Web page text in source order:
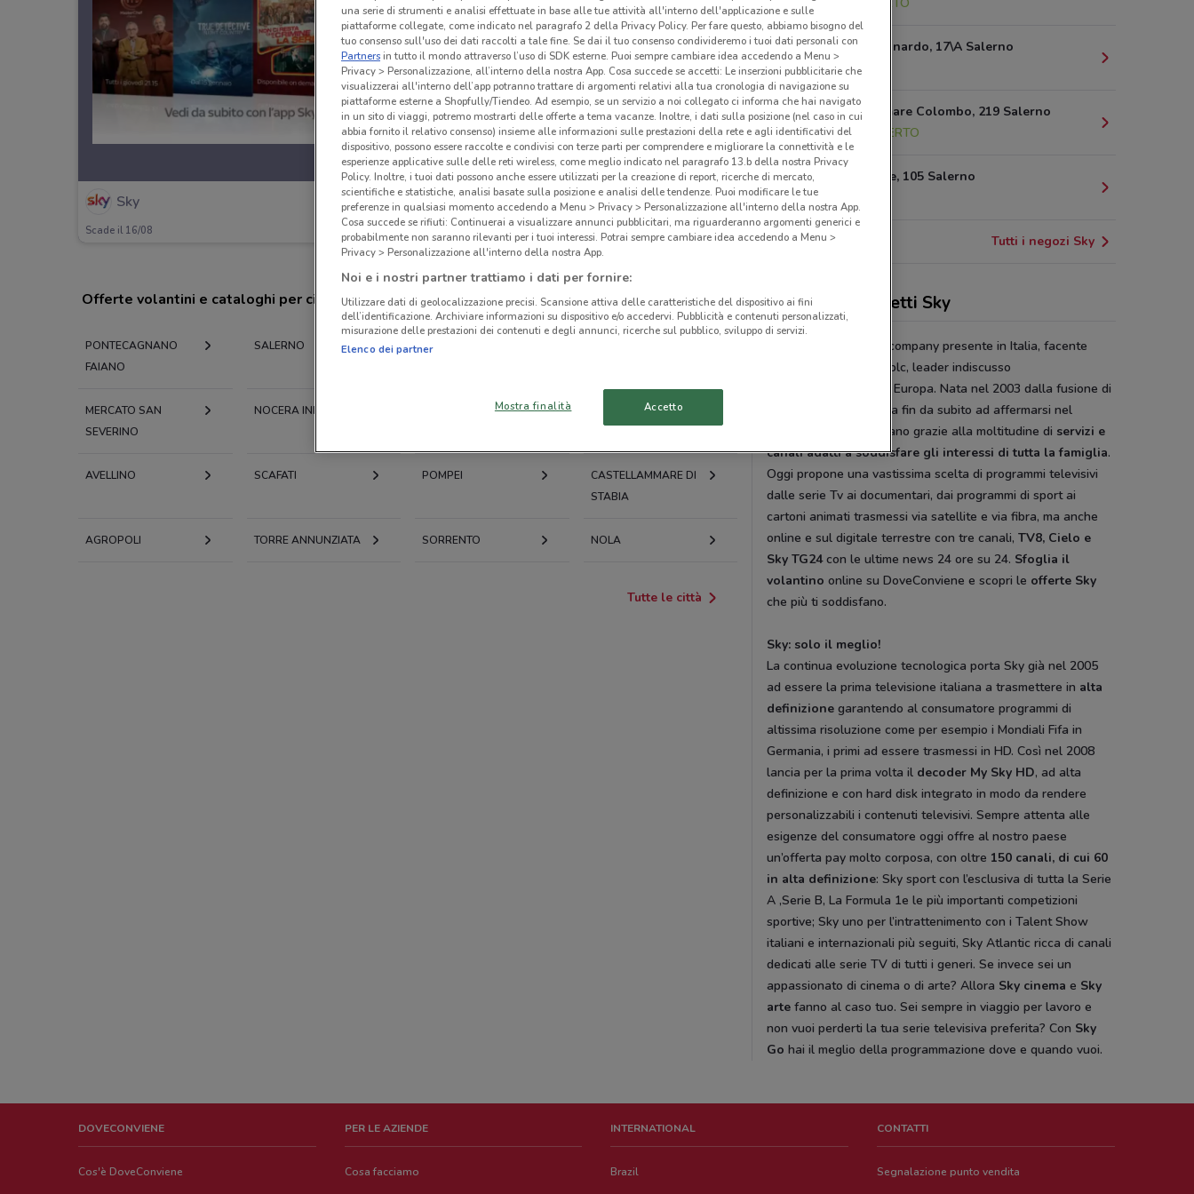
Sky
Scade il 16/08 3.1 km
Offerte volantini e cataloghi per città nelle vicinanze
PONTECAGNANO
FAIANO
SALERNO BATTIPAGLIA
MERCATO SAN
SEVERINO
NOCERA INFERIORE ATRIPALDA
AVELLINO SCAFATI POMPEI
CASTELLAMMARE DI
STABIA
AGROPOLI TORRE ANNUNZIATA SORRENTO NOLA
Tutte le città
Via San Leonardo, 17\A Salerno
5 km
Via Lungomare Colombo, 219 Salerno
6.7 km
APERTO
Via Torrione, 105 Salerno
Tutti i negozi Sky
Offerte e pacchetti Sky
è la prima media company presente in Italia, facente
parte del gruppo Sky plc, leader indiscusso
dell’intrattenimento in Europa. Nata nel 2003 dalla fusione di
Stream e Telepiù, inizia fin da subito ad affermarsi nel
settore televisivo italiano grazie alla moltitudine di servizi e
canali adatti a soddisfare gli interessi di tutta la famiglia.
Oggi propone una vastissima scelta di programmi televisivi
dalle serie Tv ai documentari, dai programmi di sport ai
cartoni animati trasmessi via satellite e via fibra, ma anche
online e sul digitale terrestre con tre canali,TV8, Cielo e
Sky TG24con le ultime news 24 ore su 24. Sfoglia il
volantino online su DoveConviene e scopri le offerte Sky
che più ti soddisfano.
Sky: solo il meglio!
La continua evoluzione tecnologica porta Sky già nel 2005
ad essere la prima televisione italiana a trasmettere in alta
definizione garantendo al consumatore programmi di
altissima risoluzione come per esempio i Mondiali Fifa in
Germania, i primi ad essere trasmessi in HD. Così nel 2008
lancia per la prima volta il decoder My Sky HD, ad alta
definizione e con hard disk integrato in modo da rendere
personalizzabili i contenuti televisivi. Sempre attenta alle
esigenze del consumatore oggi offre al nostro paese
un’offerta pay molto corposa, con oltre 150 canali, di cui 60
in alta definizione: Sky sport con l’esclusiva di tutta la Serie
A ,Serie B, La Formula 1e le più importanti competizioni
sportive; Sky uno per l’intrattenimento con i Talent Show
italiani e internazionali più seguiti, Sky Atlantic ricca di canali
dedicati alle serie TV di tutti i generi. Se invece sei un
appassionato di cinema o di arte? Allora Sky cinema e Sky
arte fanno al caso tuo. Sei sempre in viaggio per lavoro e
non vuoi perderti la tua serie televisiva preferita? Con Sky
Go hai il meglio della programmazione dove e quando vuoi.
DOVECONVIENE
Cos'è DoveConviene
PER LE AZIENDE
Cosa facciamo
INTERNATIONAL
Brazil
CONTATTI
Segnalazione punto vendita
una serie di strumenti e analisi effettuate in base alle tue attività all'interno dell'applicazione e sulle
piattaforme collegate, come indicato nel paragrafo 2 della Privacy Policy. Per fare questo, abbiamo bisogno del
tuo consenso sull'uso dei dati raccolti a tale fine. Se dai il tuo consenso condivideremo i tuoi dati personali con
Partnersin tutto il mondo attraverso l’uso di SDK esterne. Puoi sempre cambiare idea accedendo a Menu >
Privacy > Personalizzazione, all’interno della nostra App. Cosa succede se accetti: Le inserzioni pubblicitarie che
visualizzerai all'interno dell’app potranno trattare di argomenti relativi alla tua cronologia di navigazione su
piattaforme esterne a Shopfully/Tiendeo. Ad esempio, se un servizio a noi collegato ci informa che hai navigato
in un sito di viaggi, potremo mostrarti delle offerte a tema vacanze. Inoltre, i dati sulla posizione (nel caso in cui
abbia fornito il relativo consenso) insieme alle informazioni sulle prestazioni della rete e agli identificativi del
dispositivo, possono essere raccolte e condivisi con terze parti per comprendere e migliorare la connettività e le
esperienze applicative sulle delle reti wireless, come meglio indicato nel paragrafo 13.b della nostra Privacy
Policy. Inoltre, i tuoi dati possono anche essere utilizzati per la creazione di report, ricerche di mercato,
scientifiche e statistiche, analisi basate sulla posizione e analisi delle tendenze. Puoi modificare le tue
preferenze in qualsiasi momento accedendo a Menu > Privacy > Personalizzazione all'interno della nostra App.
Cosa succede se rifiuti: Continuerai a visualizzare annunci pubblicitari, ma riguarderanno argomenti generici e
probabilmente non saranno rilevanti per i tuoi interessi. Potrai sempre cambiare idea accedendo a Menu >
Privacy > Personalizzazione all'interno della nostra App.
Noi e i nostri partner trattiamo i dati per fornire:
Utilizzare dati di geolocalizzazione precisi. Scansione attiva delle caratteristiche del dispositivo ai fini
dell’identificazione. Archiviare informazioni su dispositivo e/o accedervi. Pubblicità e contenuti personalizzati,
misurazione delle prestazioni dei contenuti e degli annunci, ricerche sul pubblico, sviluppo di servizi.
Elenco dei partner
Mostra finalità Accetto